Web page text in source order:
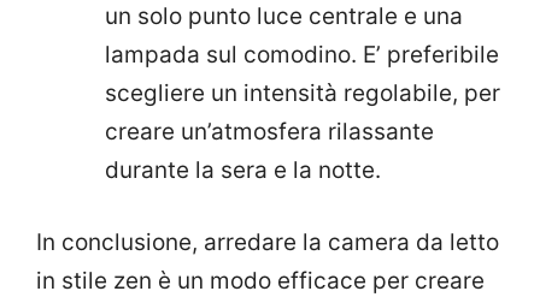
un solo punto luce centrale e una
lampada sul comodino. E’ preferibile
scegliere un intensità regolabile, per
creare un’atmosfera rilassante
durante la sera e la notte.
In conclusione, arredare la camera da letto
in stile zen è un modo efficace per creare